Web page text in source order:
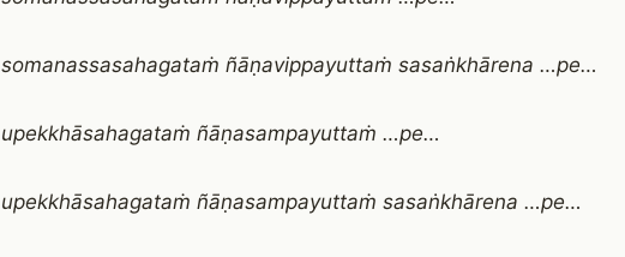
somanassasahagataṁ ñāṇavippayuttaṁ sasaṅkhārena …pe…
upekkhāsahagataṁ ñāṇasampayuttaṁ …pe…
upekkhāsahagataṁ ñāṇasampayuttaṁ sasaṅkhārena …pe…